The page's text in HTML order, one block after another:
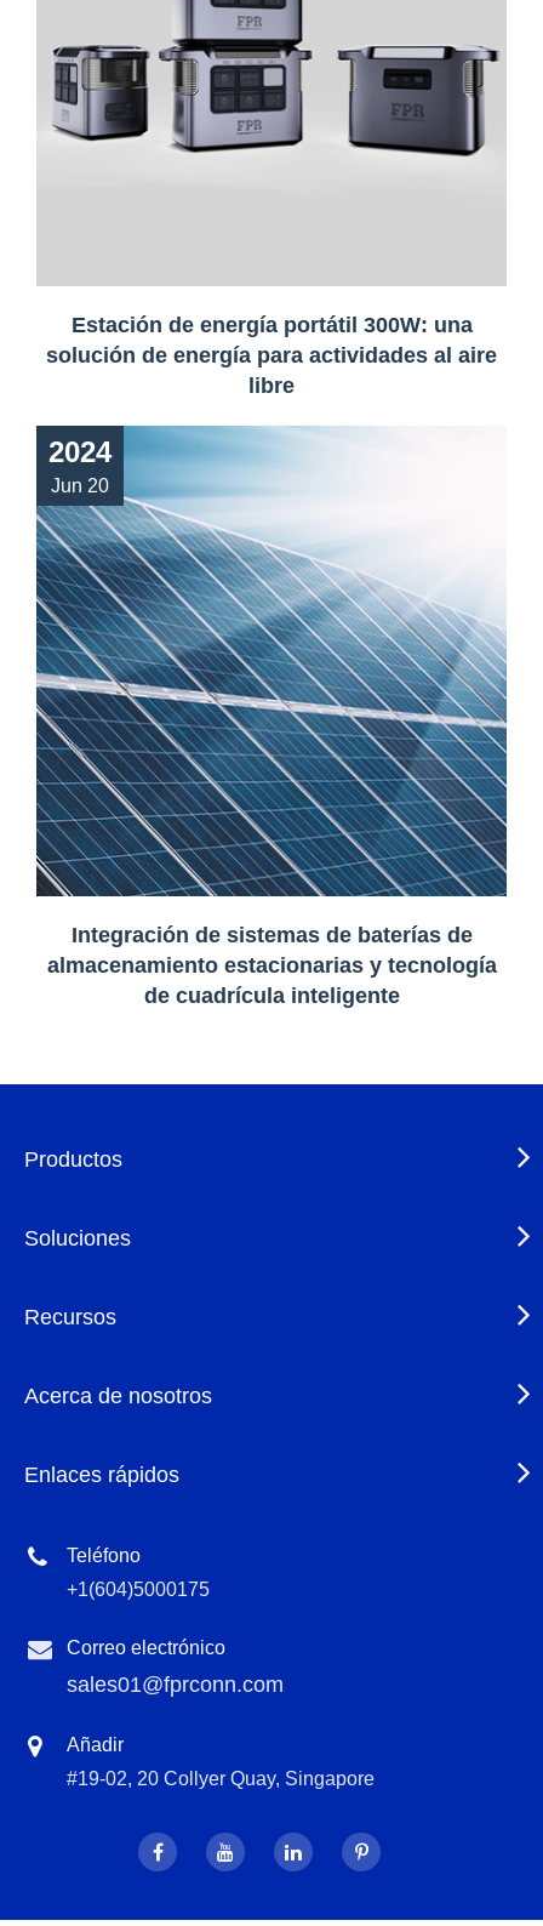
Estación de energía portátil 300W: una
solución de energía para actividades al aire
libre
2024
Jun 20
Integración de sistemas de baterías de
almacenamiento estacionarias y tecnología
de cuadrícula inteligente
Productos
Soluciones
Recursos
Acerca de nosotros
Enlaces rápidos
Teléfono
+1(604)5000175
Correo electrónico
sales01@fprconn.com
Añadir
#19-02, 20 Collyer Quay, Singapore